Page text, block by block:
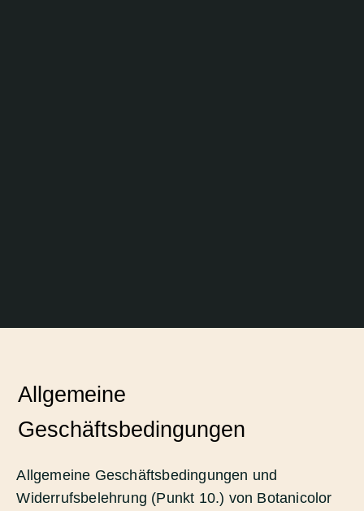
Allgemeine
Geschäftsbedingungen
Allgemeine Geschäftsbedingungen und
Widerrufsbelehrung (Punkt 10.) von Botanicolor